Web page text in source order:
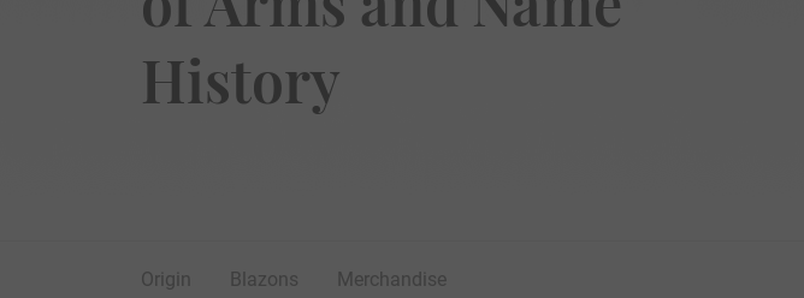
History
Origin Blazons Merchandise